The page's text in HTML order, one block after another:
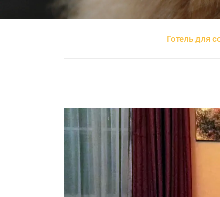
Готель для